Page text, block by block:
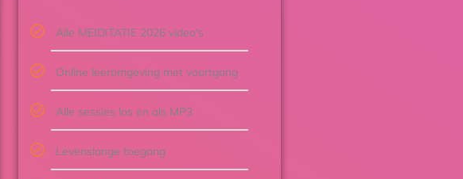
Alle MEIDITATIE 2026 video's
Online leeromgeving met voortgang
Alle sessies los en als MP3
Levenslange toegang